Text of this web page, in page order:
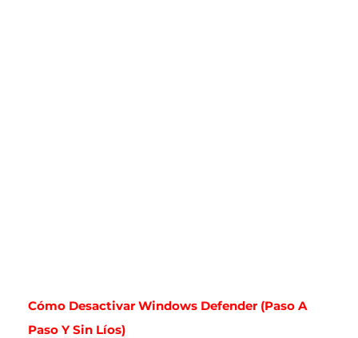
Cómo Desactivar Windows Defender (paso A
Paso Y Sin Líos)